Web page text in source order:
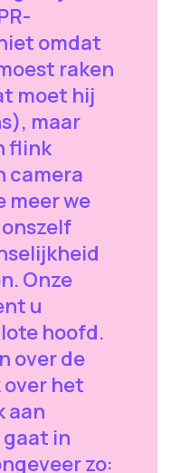
omdat
raken
moet hij
maar
flink
camera
meer we
Onze
u
hoofd.
over de
het
aan
in
zo: